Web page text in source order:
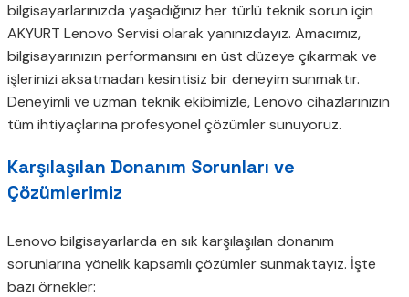
bilgisayarlarınızda yaşadığınız her türlü teknik sorun için
AKYURT Lenovo Servisi olarak yanınızdayız. Amacımız,
bilgisayarınızın performansını en üst düzeye çıkarmak ve
işlerinizi aksatmadan kesintisiz bir deneyim sunmaktır.
Deneyimli ve uzman teknik ekibimizle, Lenovo cihazlarınızın
tüm ihtiyaçlarına profesyonel çözümler sunuyoruz.
Karşılaşılan Donanım Sorunları ve
Çözümlerimiz
Lenovo bilgisayarlarda en sık karşılaşılan donanım
sorunlarına yönelik kapsamlı çözümler sunmaktayız. İşte
bazı örnekler: